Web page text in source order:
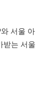
서울 아
받는 서울